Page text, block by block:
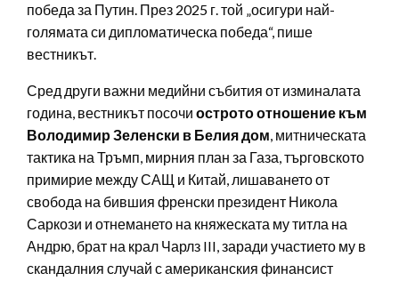
победа за Путин. През 2025 г. той „осигури най-
голямата си дипломатическа победа“, пише
вестникът.
Сред други важни медийни събития от изминалата
година, вестникът посочи острото отношение към
Володимир Зеленски в Белия дом, митническата
тактика на Тръмп, мирния план за Газа, търговското
примирие между САЩ и Китай, лишаването от
свобода на бившия френски президент Никола
Саркози и отнемането на княжеската му титла на
Андрю, брат на крал Чарлз III, заради участието му в
скандалния случай с американския финансист